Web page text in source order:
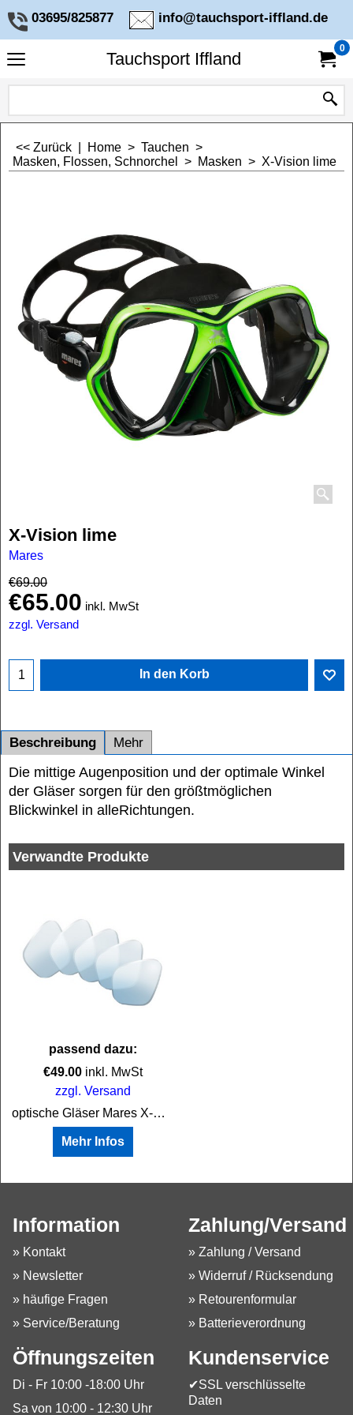
03695/825877 info@tauchsport-iffland.de
Tauchsport Iffland
0
<< Zurück Home > Tauchen >
Masken, Flossen, Schnorchel
> Masken > X-Vision lime
X-Vision lime
Mares
€69.00
€65.00 inkl. MwSt
zzgl. Versand
In den Korb
Beschreibung Mehr
Die mittige Augenposition und der optimale Winkel
der Gläser sorgen für den größtmöglichen
Blickwinkel in alleRichtungen.
Verwandte Produkte
passend dazu:
€49.00 inkl. MwSt
zzgl. Versand
optische Gläser Mares X-Vision
Mehr Infos
Information
» Kontakt
» Newsletter
» häufige Fragen
» Service/Beratung
Zahlung/Versand
» Zahlung / Versand
» Widerruf / Rücksendung
» Retourenformular
» Batterieverordnung
Öffnungszeiten
Di - Fr 10:00 -18:00 Uhr
Sa von 10:00 - 12:30 Uhr
Kundenservice
✔SSL verschlüsselte
Daten